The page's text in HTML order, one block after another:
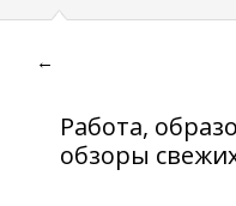
←
Работа,
обзоры